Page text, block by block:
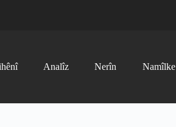
Analîz Nerîn Namîlke